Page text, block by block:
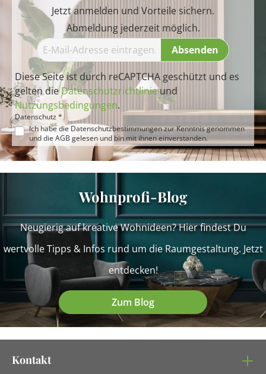
Jetzt anmelden und Vorteile sichern.
Abmeldung jederzeit möglich.
Absenden
Diese Seite ist durch reCAPTCHA geschützt und es
gelten dieDatenschutzrichtlinieund
Nutzungsbedingungen.
Datenschutz *
Ich habe die Datenschutzbestimmungenzur Kenntnis genommen
und die AGB gelesen und bin mit ihnen einverstanden.
Wohnprofi-Blog
Neugierig auf kreative Wohnideen? Hier findest Du
wertvolle Tipps & Infos rund um die Raumgestaltung. Jetzt
entdecken!
Zum Blog
Kontakt